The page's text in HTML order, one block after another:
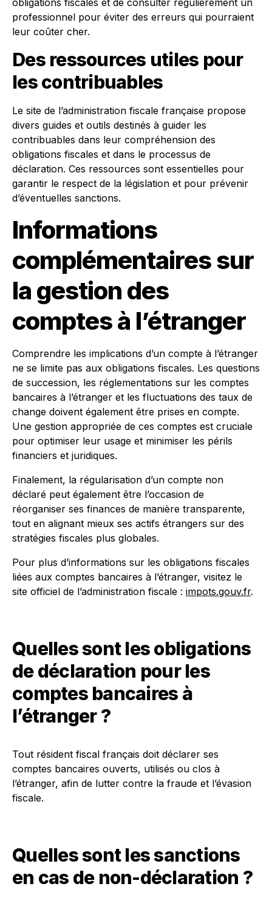
obligations fiscales et de consulter régulièrement un
professionnel pour éviter des erreurs qui pourraient
leur coûter cher.
Des ressources utiles pour
les contribuables
Le site de l’administration fiscale française propose
divers guides et outils destinés à guider les
contribuables dans leur compréhension des
obligations fiscales et dans le processus de
déclaration. Ces ressources sont essentielles pour
garantir le respect de la législation et pour prévenir
d’éventuelles sanctions.
Informations
complémentaires sur
la gestion des
comptes à l’étranger
Comprendre les implications d’un compte à l’étranger
ne se limite pas aux obligations fiscales. Les questions
de succession, les réglementations sur les comptes
bancaires à l’étranger et les fluctuations des taux de
change doivent également être prises en compte.
Une gestion appropriée de ces comptes est cruciale
pour optimiser leur usage et minimiser les périls
financiers et juridiques.
Finalement, la régularisation d’un compte non
déclaré peut également être l’occasion de
réorganiser ses finances de manière transparente,
tout en alignant mieux ses actifs étrangers sur des
stratégies fiscales plus globales.
Pour plus d’informations sur les obligations fiscales
liées aux comptes bancaires à l’étranger, visitez le
site officiel de l’administration fiscale : impots.gouv.fr.
Quelles sont les obligations
de déclaration pour les
comptes bancaires à
l’étranger ?
Tout résident fiscal français doit déclarer ses
comptes bancaires ouverts, utilisés ou clos à
l’étranger, afin de lutter contre la fraude et l’évasion
fiscale.
Quelles sont les sanctions
en cas de non-déclaration ?